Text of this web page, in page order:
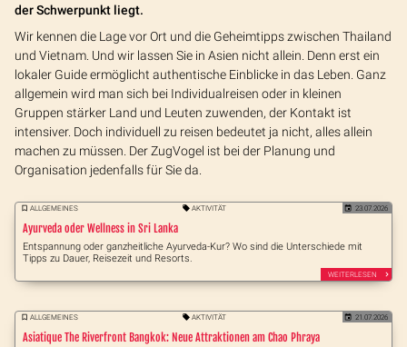
der Schwerpunkt liegt.
Wir kennen die Lage vor Ort und die Geheimtipps zwischen Thailand
und Vietnam. Und wir lassen Sie in Asien nicht allein. Denn erst ein
lokaler Guide ermöglicht authentische Einblicke in das Leben. Ganz
allgemein wird man sich bei Individualreisen oder in kleinen
Gruppen stärker Land und Leuten zuwenden, der Kontakt ist
intensiver. Doch individuell zu reisen bedeutet ja nicht, alles allein
machen zu müssen. Der ZugVogel ist bei der Planung und
Organisation jedenfalls für Sie da.
ALLGEMEINES AKTIVITÄT 23.07.2026
Ayurveda oder Wellness in Sri Lanka
Entspannung oder ganzheitliche Ayurveda-Kur? Wo sind die Unterschiede mit
Tipps zu Dauer, Reisezeit und Resorts.
WEITERLESEN
ALLGEMEINES AKTIVITÄT 21.07.2026
Asiatique The Riverfront Bangkok: Neue Attraktionen am Chao Phraya